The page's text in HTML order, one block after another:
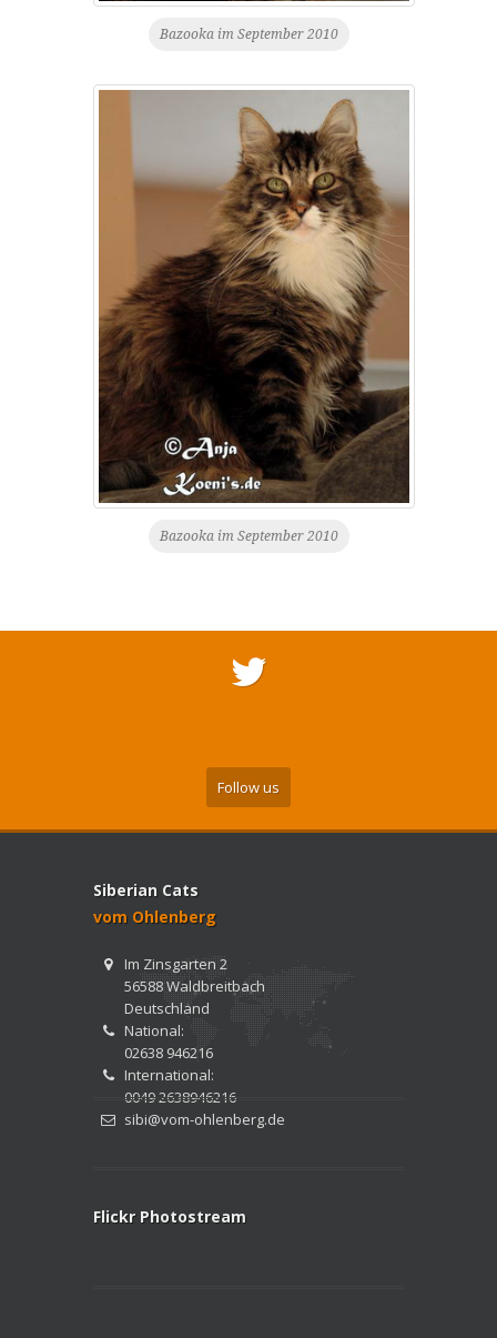
Bazooka im September 2010
Bazooka im September 2010
Follow us
Siberian Cats
vom Ohlenberg
Im Zinsgarten 2
56588 Waldbreitbach
Deutschland
National:
02638 946216
International:
0049 2638946216
sibi@vom-ohlenberg.de
Flickr Photostream